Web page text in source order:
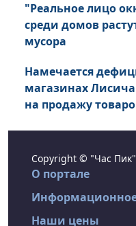
"Реальное лицо
среди домов
мусора
Намечается
магазинах
на продажу
Copyright © "Час
О портале
Информационное
Наши цены